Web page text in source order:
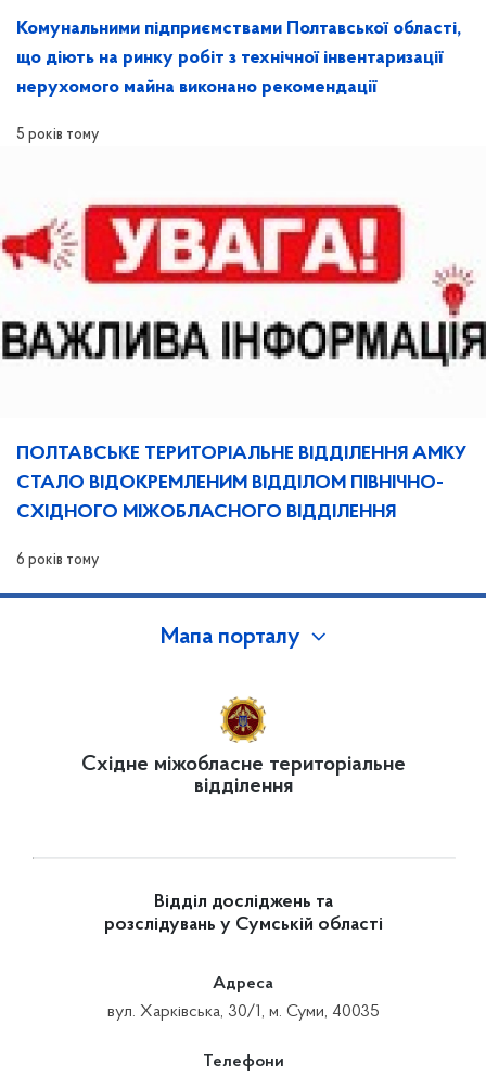
Комунальними підприємствами Полтавської області,
що діють на ринку робіт з технічної інвентаризації
нерухомого майна виконано рекомендації
5 років тому
ПОЛТАВСЬКЕ ТЕРИТОРІАЛЬНЕ ВІДДІЛЕННЯ АМКУ
СТАЛО ВІДОКРЕМЛЕНИМ ВІДДІЛОМ ПІВНІЧНО-
СХІДНОГО МІЖОБЛАСНОГО ВІДДІЛЕННЯ
6 років тому
Мапа порталу
Східне міжобласне територіальне
відділення
Відділ досліджень та
розслідувань у Сумській області
Адреса
вул. Харківська, 30/1, м. Суми, 40035
Телефони